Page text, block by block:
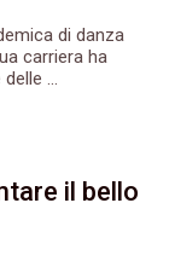
di danza
carriera ha
...
il bello